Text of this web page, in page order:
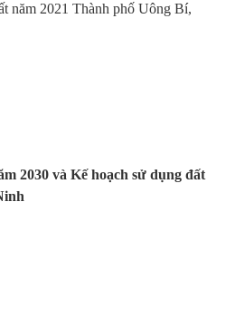
năm 2021 Thành phố Uông Bí,
2030 và Kế hoạch sử dụng đất